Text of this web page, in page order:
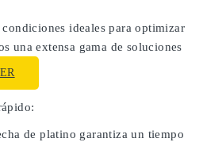
ideales para optimizar
una extensa gama de soluciones
de platino garantiza un tiempo